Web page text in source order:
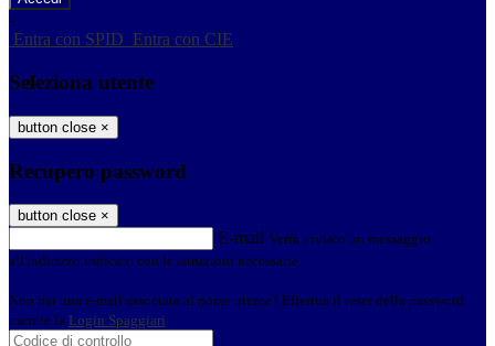
-
Entra con SPID Entra con CIE
Seleziona utente
button close ×
Recupero password
button close ×
E-mail Verrà inviato un messaggio
all'indirizzo indicato con le istruzioni necessarie.
Non hai una e-mail associata al nome utente? Effettua il reset della password
tramite la Login Spaggiari